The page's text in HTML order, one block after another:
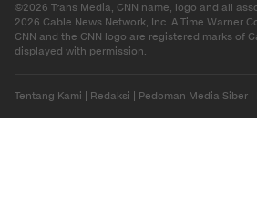
©2026 Trans Media, CNN name, logo and all
2026 Cable News Network, Inc. A Time Warner
CNN and the CNN logo are registered marks of
displayed with permission.
Tentang Kami Redaksi Pedoman Media Siber